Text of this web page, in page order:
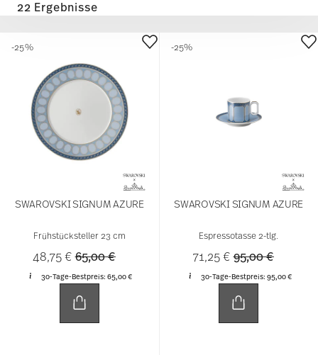
22 Ergebnisse
SWAROVSKI SIGNUM AZURE
Frühstücksteller 23 cm
48,75 €Price reduced from
65,00 €to
30-Tage-Bestpreis:65,00 €
-25%
SWAROVSKI SIGNUM AZURE
Espressotasse 2-tlg.
71,25 €Price reduced
95,00 €to
30-Tage-Bestpreis: 95,00 €
-25%